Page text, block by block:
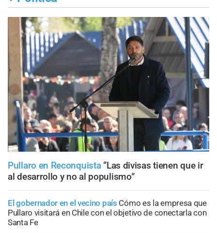
Pullaro en Reconquista “Las divisas tienen que ir
al desarrollo y no al populismo”
El gobernador en el vecino país Cómo es la empresa que
Pullaro visitará en Chile con el objetivo de conectarla con
Santa Fe